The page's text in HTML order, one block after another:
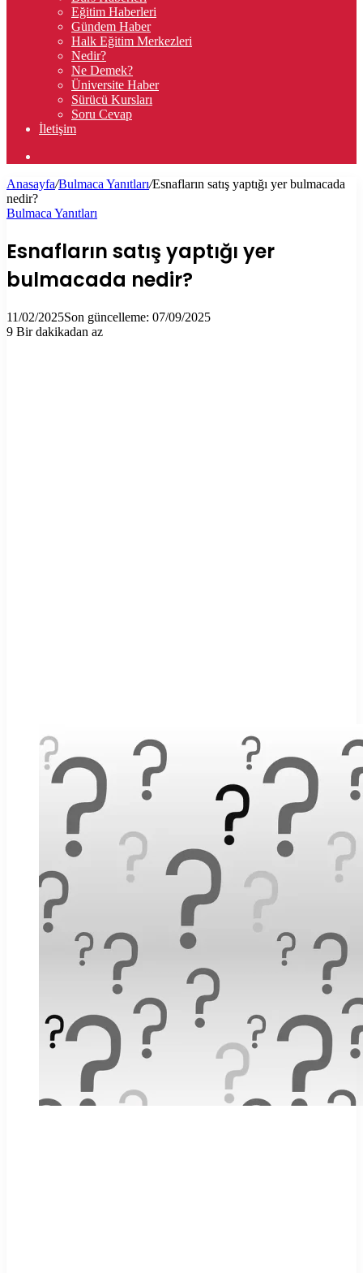
Eğitim Haberleri
Gündem Haber
Halk Eğitim Merkezleri
Nedir?
Ne Demek?
Üniversite Haber
Sürücü Kursları
Soru Cevap
İletişim
...
Anasayfa/Bulmaca Yanıtları/Esnafların satış yaptığı yer bulmacada
nedir?
Bulmaca Yanıtları
Esnafların satış yaptığı yer
bulmacada nedir?
11/02/2025Son güncelleme: 07/09/2025
9 Bir dakikadan az